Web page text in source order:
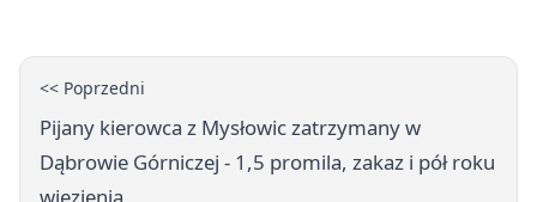
<< Poprzedni
Pijany kierowca z Mysłowic zatrzymany w
Dąbrowie Górniczej - 1,5 promila, zakaz i pół roku
więzienia